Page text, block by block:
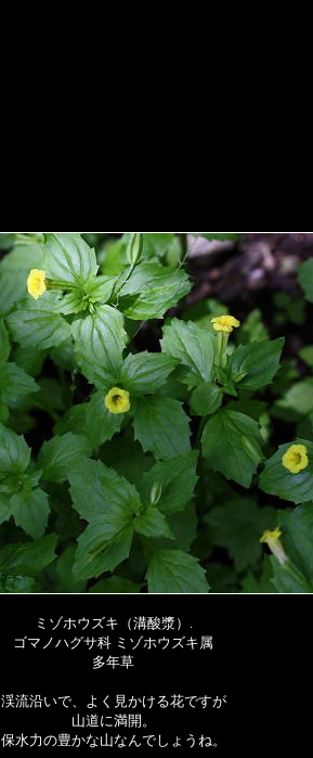
ミゾホウズキ（溝酸漿）.
ゴマノハグサ科 ミゾホウズキ属
多年草
渓流沿いで、よく見かける花ですが
山道に満開。
保水力の豊かな山なんでしょうね。